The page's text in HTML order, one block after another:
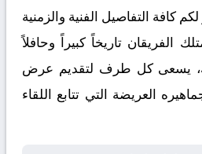
كافة التفاصيل الفنية والزمنية
الفريقان تاريخاً كبيراً وحافلاً
يسعى كل طرف لتقديم عرض
العريضة التي تتابع اللقاء